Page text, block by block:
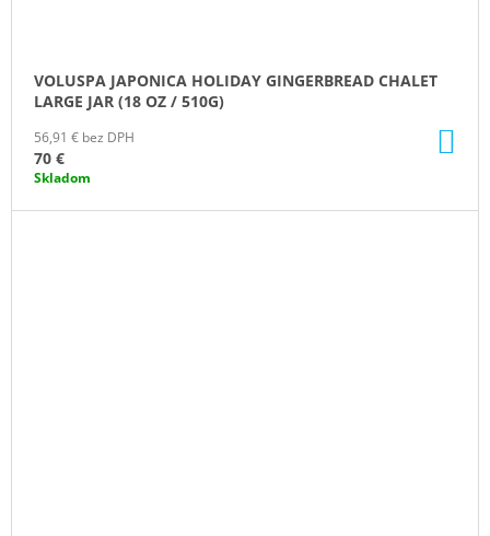
VOLUSPA JAPONICA HOLIDAY GINGERBREAD CHALET
LARGE JAR (18 OZ / 510G)
56,91 € bez DPH
70 €
Skladom